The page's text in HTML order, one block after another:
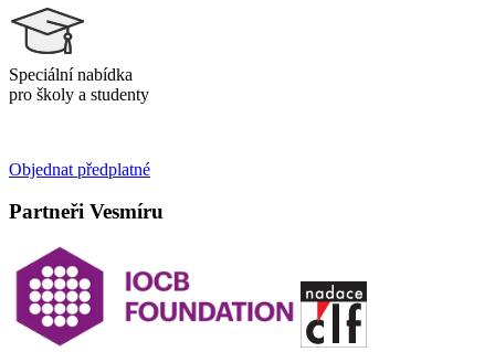
Speciální nabídka
pro školy a studenty
Objednat předplatné
Partneři Vesmíru